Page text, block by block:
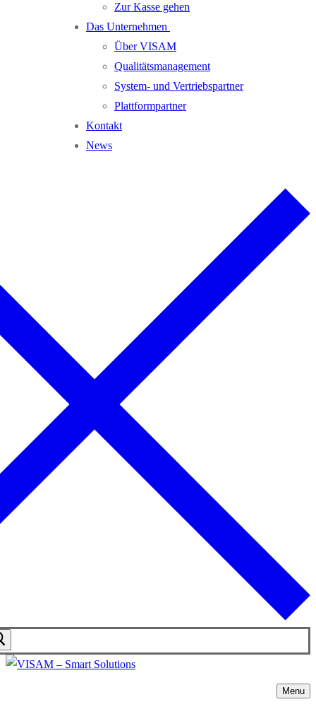
Zur Kasse gehen
Das Unternehmen
Über VISAM
Qualitätsmanagement
System- und Vertriebspartner
Plattformpartner
Kontakt
News
Menu